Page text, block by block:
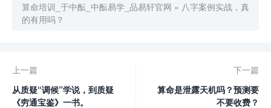
算命培训_于中酝_中酝易学_品易轩官网 » 八字案例实战，真
的有用吗？
上一篇
从质疑“调候”学说，到质疑
《穷通宝鉴》一书。
下一篇
算命是泄露天机吗？预测要
不要收费？